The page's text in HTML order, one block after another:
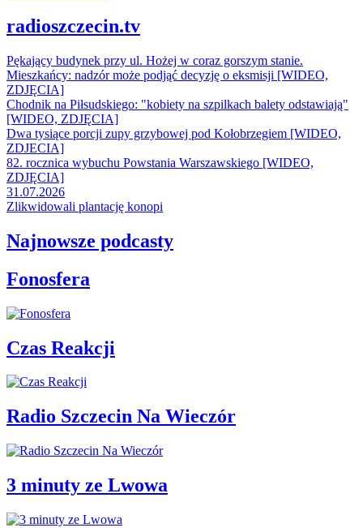
radioszczecin.tv
Pękający budynek przy ul. Hożej w coraz gorszym stanie.
Mieszkańcy: nadzór może podjąć decyzję o eksmisji [WIDEO,
ZDJĘCIA]
Chodnik na Piłsudskiego: "kobiety na szpilkach balety odstawiają"
[WIDEO, ZDJĘCIA]
Dwa tysiące porcji zupy grzybowej pod Kołobrzegiem [WIDEO,
ZDJECIA]
82. rocznica wybuchu Powstania Warszawskiego [WIDEO,
ZDJĘCIA]
31.07.2026
Zlikwidowali plantację konopi
Najnowsze podcasty
Fonosfera
Czas Reakcji
Radio Szczecin Na Wieczór
3 minuty ze Lwowa